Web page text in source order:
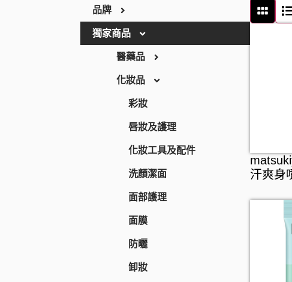
品牌
ARGELAN
THE RETINOTIME
THE RETINOTIME
獨家商品
醫藥品
保健食品
養生保健
營養補充
維他命
美肌保健
纖體塑身
運動營養補充
腸道健康
逆齡抗老
化妝品
彩妝
唇妝及護理
化妝工具及配件
洗顏潔面
面部護理
面膜
防曬
卸妝
汗爽身